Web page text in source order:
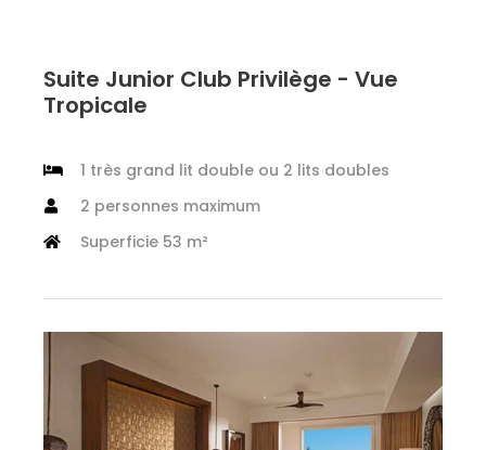
Suite Junior Club Privilège - Vue
Tropicale
1 très grand lit double ou 2 lits doubles
2 personnes maximum
Superficie 53 m²